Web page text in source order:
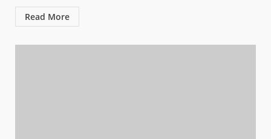
Read More